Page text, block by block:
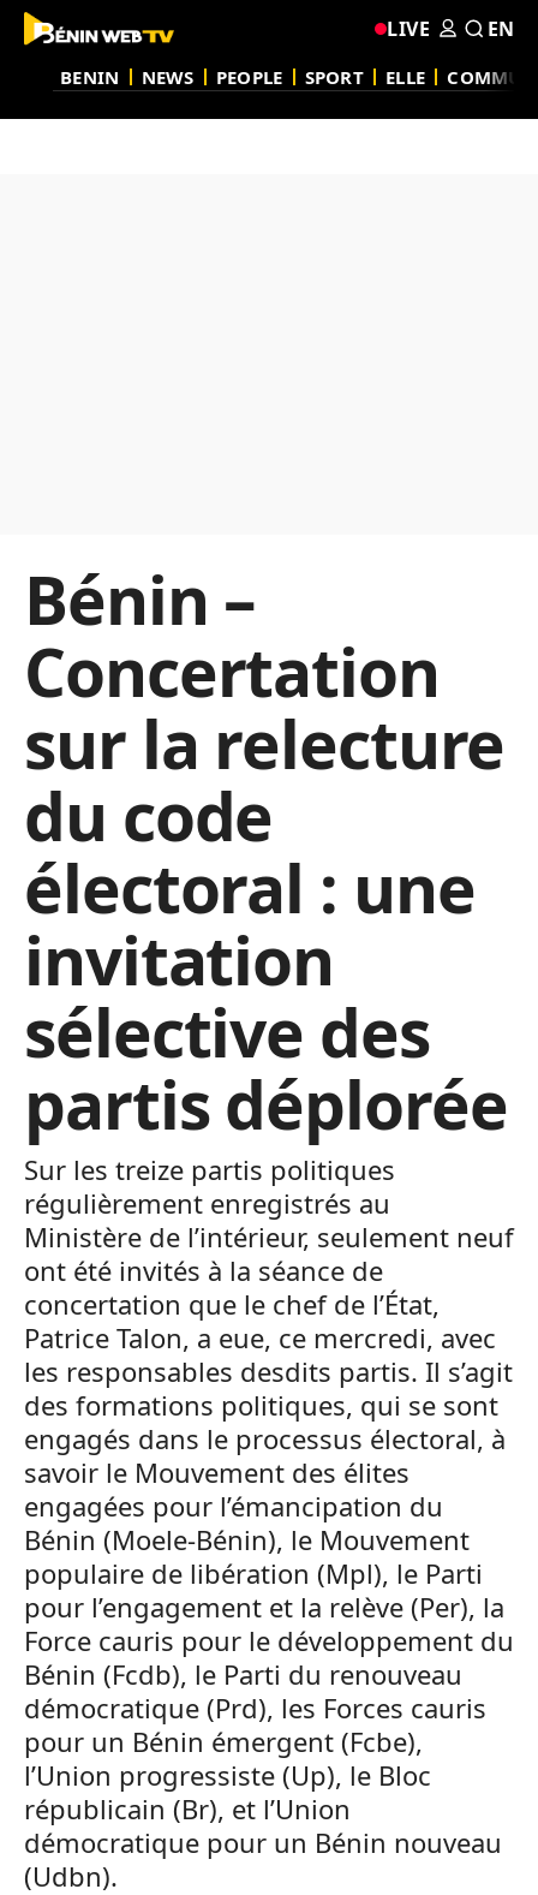
BENIN NEWS PEOPLE SPORT ELLE
LIVE EN
Bénin –
Concertation
sur la relecture
du code
électoral : une
invitation
sélective des
partis déplorée
Sur les treize partis politiques
régulièrement enregistrés au
Ministère de l’intérieur, seulement neuf
ont été invités à la séance de
concertation que le chef de l’État,
Patrice Talon, a eue, ce mercredi, avec
les responsables desdits partis. Il s’agit
des formations politiques, qui se sont
engagés dans le processus électoral, à
savoir le Mouvement des élites
engagées pour l’émancipation du
Bénin (Moele-Bénin), le Mouvement
populaire de libération (Mpl), le Parti
pour l’engagement et la relève (Per), la
Force cauris pour le développement du
Bénin (Fcdb), le Parti du renouveau
démocratique (Prd), les Forces cauris
pour un Bénin émergent (Fcbe),
l’Union progressiste (Up), le Bloc
républicain (Br), et l’Union
démocratique pour un Bénin nouveau
(Udbn).